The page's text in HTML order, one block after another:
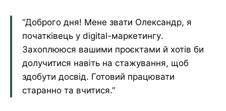
“Доброго дня! Мене звати Олександр, я
початківець у digital-маркетингу.
Захоплююся вашими проєктами й хотів би
долучитися навіть на стажування, щоб
здобути досвід. Готовий працювати
старанно та вчитися.”